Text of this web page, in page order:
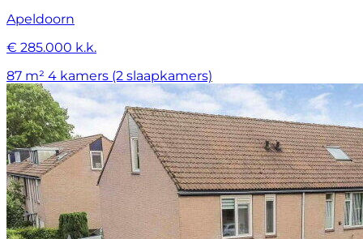
Apeldoorn
€ 285.000 k.k.
87 m² 4 kamers (2 slaapkamers)